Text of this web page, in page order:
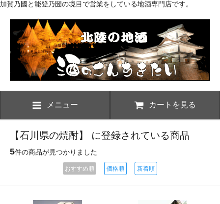
加賀乃國と能登乃圀の境目で営業をしている地酒専門店です。
メニュー カートを見る
【石川県の焼酎】 に登録されている商品
5件の商品が見つかりました
おすすめ順 価格順 新着順